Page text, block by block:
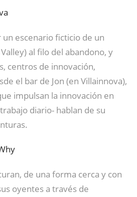
escenario ficticio de un
al filo del abandono, y
centros de innovación,
el bar de Jon (en Villainnova),
impulsan la innovación en
diario- hablan de su
de una forma cerca y con
oyentes a través de